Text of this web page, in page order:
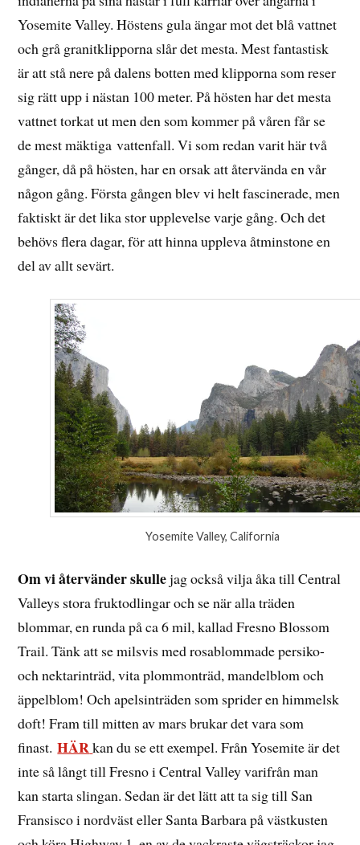
Yosemite Valley. Höstens gula ängar mot det blå vattnet
och grå granitklipporna slår det mesta. Mest fantastisk
är att stå nere på dalens botten med klipporna som reser
sig rätt upp i nästan 100 meter. På hösten har det mesta
vattnet torkat ut men den som kommer på våren får se
de mest mäktiga vattenfall. Vi som redan varit här två
gånger, då på hösten, har en orsak att återvända en vår
någon gång. Första gången blev vi helt fascinerade, men
faktiskt är det lika stor upplevelse varje gång. Och det
behövs flera dagar, för att hinna uppleva åtminstone en
del av allt sevärt.
Yosemite Valley, California
Om vi återvänder skullejag också vilja åka till Central
Valleys stora fruktodlingar och se när alla träden
blommar, en runda på ca 6 mil, kallad Fresno Blossom
Trail. Tänk att se milsvis med rosablommade persiko-
och nektarinträd, vita plommonträd, mandelblom och
äppelblom! Och apelsinträden som sprider en himmelsk
doft! Fram till mitten av mars brukar det vara som
finast.HÄRkan du se ett exempel. Från Yosemite är det
inte så långt till Fresno i Central Valley varifrån man
kan starta slingan. Sedan är det lätt att ta sig till San
Fransisco i nordväst eller Santa Barbara på västkusten